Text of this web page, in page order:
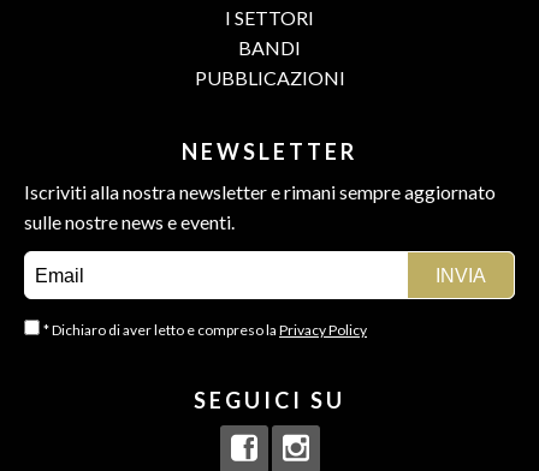
I SETTORI
BANDI
PUBBLICAZIONI
NEWSLETTER
Iscriviti alla nostra newsletter e rimani sempre aggiornato
sulle nostre news e eventi.
* Dichiaro di aver letto e compreso la Privacy Policy
SEGUICI SU